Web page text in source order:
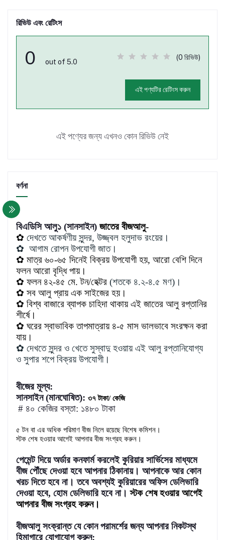
রিভিউ এবং রেটিংস
0 out of 5.0
(0 রিভিউ)
এই পণ্যটির রেটিংস করুন
এই পণ্যের জন্য এখনও কোন রিভিউ নেই
বর্ণনা
বিএডিসি আলু১ (সানসাইন) জাতের বীজআলু-
✿ দেখতে আকর্ষণীয় সুন্দর, উজ্জ্বল হলুদাভ রংয়ের।
✿ আগাম রোপন উপযোগী জাত।
✿ মাত্র ৬০-৬৫ দিনেই বিক্রয় উপযোগী হয়, আরো বেশি দিনে
ফলন আরো বৃদ্ধি পায়।
✿ ফলন ৪২-৪৫ মে. টন/হেক্টর (শতকে ৪.২-৪.৫ মণ)।
✿ সব আলু প্রায় এক সাইজের হয়।
✿ বিশ্ব বাজারে ব্যাপক চাহিদা থাকায় এই জাতের আলু রপ্তানির
শীর্ষে।
✿ ঘরের স্বাভাবিক তাপমাত্রায় ৪-৫ মাস ভালভাবে সংরক্ষন করা
যায়।
✿ দেখতে সুন্দর ও খেতে সুস্বাদু হওয়ায় এই আলু রপ্তানিযোগ্য
ও সুপার শপে বিক্রয় উপযোগী।
বীজের মূল্য:
সানসাইন (মানঘোষিত): ৩৭ টাকা/কেজি
# ৪০ কেজির বস্তা: ১৪৮০ টাকা
৫ টন বা এর অধিক পরিমাণ বীজ নিলে রয়েছে বিশেষ কমিশন।
স্টক শেষ হওয়ার আগেই আপনার বীজ সংগ্রহ করুন।
পেমেন্ট দিয়ে অর্ডার কনফার্ম করলেই কুরিয়ার সার্ভিসের মাধ্যমে
বীজ পৌঁছে দেওয়া হবে আপনার ঠিকানায়। আপনাকে আর কোন
খরচ দিতে হবে না। তবে অবশ্যই কুরিয়ারের অফিস ডেলিভারি
দেওয়া হবে, হোম ডেলিভারি হবে না।স্টক শেষ হওয়ার আগেই
আপনার বীজ সংগ্রহ করুন।
বীজআলু সংক্রান্ত যে কোন পরামর্শের জন্য আপনার নিকটস্থ
হিমাগারে যোগাযোগ করুন: